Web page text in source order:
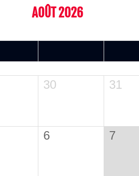
AOÛT 2026
30 31
6 7